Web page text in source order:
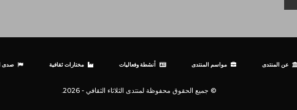
عن المنتدى مواسم المنتدى أنشطة وفعاليات مختارات ثقافية صدى
© جميع الحقوق محفوظة لمنتدى الثلاثاء الثقافي - 2026.